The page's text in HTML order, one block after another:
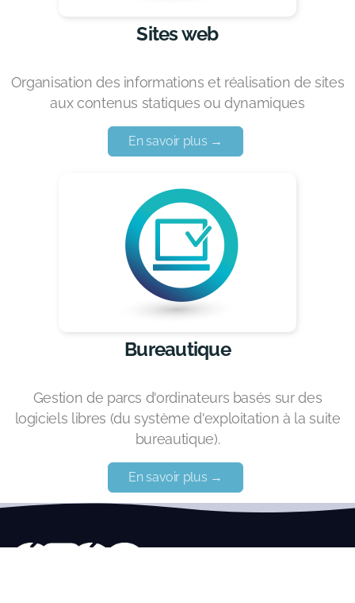
Sites web
Organisation des informations et réalisation de sites
aux contenus statiques ou dynamiques
En savoir plus →
Bureautique
Gestion de parcs d'ordinateurs basés sur des
logiciels libres (du système d'exploitation à la suite
bureautique).
En savoir plus →